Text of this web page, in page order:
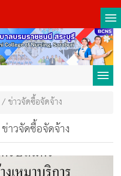
ข่าวจัดซื้อจัดจ้าง
าวจัดซื้อจัดจ้าง